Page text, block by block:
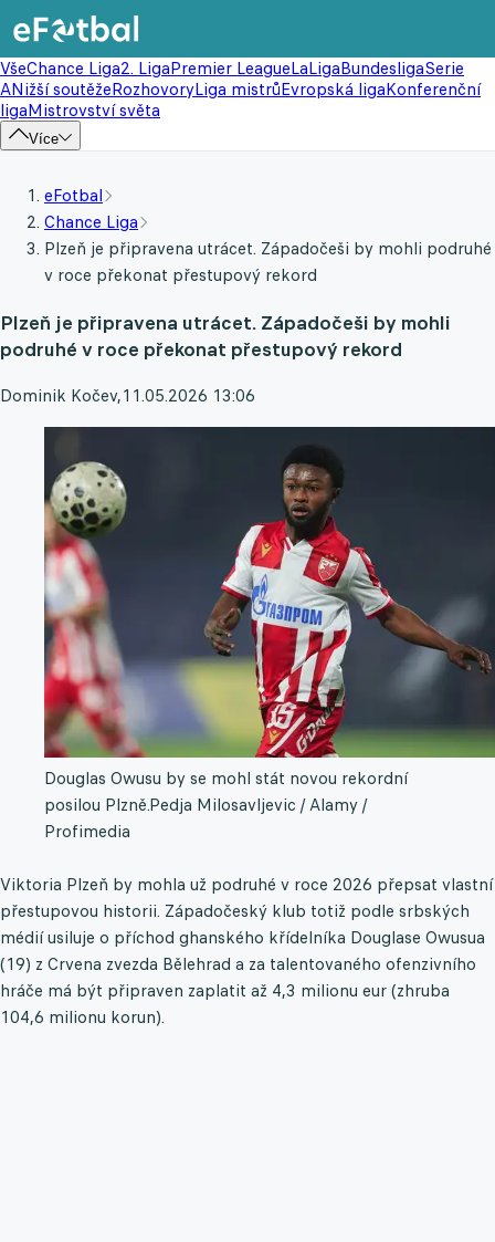
VšeChance Liga2. LigaPremier LeagueLaLigaBundesligaSerie
ANižší soutěžeRozhovoryLiga mistrůEvropská ligaKonferenční
ligaMistrovství světa
Více
eFotbal
Chance Liga
Plzeň je připravena utrácet. Západočeši by mohli podruhé
v roce překonat přestupový rekord
Plzeň je připravena utrácet. Západočeši by mohli
podruhé v roce překonat přestupový rekord
Dominik Kočev,11.05.2026 13:06
Douglas Owusu by se mohl stát novou rekordní
posilou Plzně.Pedja Milosavljevic / Alamy /
Profimedia
Viktoria Plzeň by mohla už podruhé v roce 2026 přepsat vlastní
přestupovou historii. Západočeský klub totiž podle srbských
médií usiluje o příchod ghanského křídelníka Douglase Owusua
(19) z Crvena zvezda Bělehrad a za talentovaného ofenzivního
hráče má být připraven zaplatit až 4,3 milionu eur (zhruba
104,6 milionu korun).